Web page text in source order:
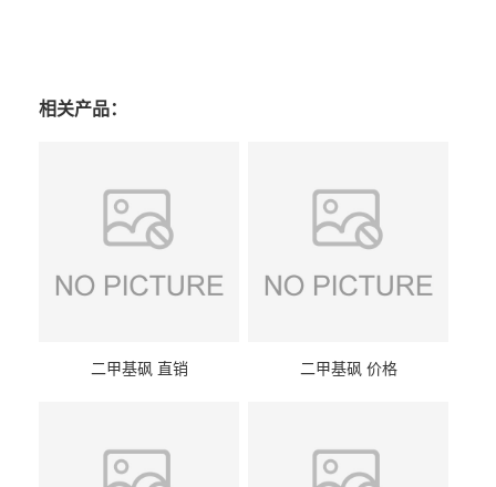
相关产品：
二甲基砜 直销 二甲基砜 价格